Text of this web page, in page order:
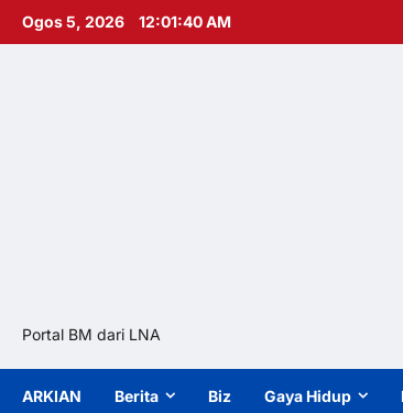
Skip
Ogos 5, 2026 12:01:41 AM
Portal BM dari LNA
ARKIAN Berita Biz Gaya Hidup